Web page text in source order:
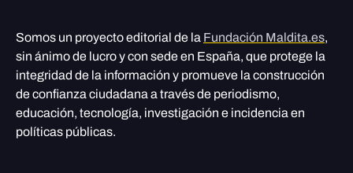
Somos un proyecto editorial de la Fundación Maldita.es,
sin ánimo de lucro y con sede en España, que protege la
integridad de la información y promueve la construcción
de confianza ciudadana a través de periodismo,
educación, tecnología, investigación e incidencia en
políticas públicas.